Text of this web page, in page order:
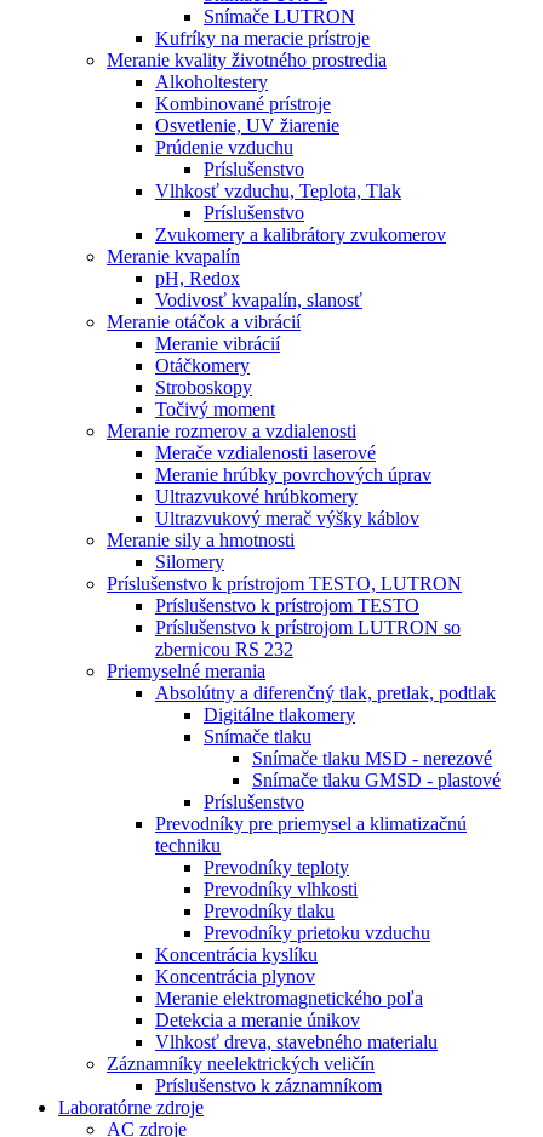
Snímače LUTRON
Kufríky na meracie prístroje
Meranie kvality životného prostredia
Alkoholtestery
Kombinované prístroje
Osvetlenie, UV žiarenie
Prúdenie vzduchu
Príslušenstvo
Vlhkosť vzduchu, Teplota, Tlak
Príslušenstvo
Zvukomery a kalibrátory zvukomerov
Meranie kvapalín
pH, Redox
Vodivosť kvapalín, slanosť
Meranie otáčok a vibrácií
Meranie vibrácií
Otáčkomery
Stroboskopy
Točivý moment
Meranie rozmerov a vzdialenosti
Merače vzdialenosti laserové
Meranie hrúbky povrchových úprav
Ultrazvukové hrúbkomery
Ultrazvukový merač výšky káblov
Meranie sily a hmotnosti
Silomery
Príslušenstvo k prístrojom TESTO, LUTRON
Príslušenstvo k prístrojom TESTO
Príslušenstvo k prístrojom LUTRON so
zbernicou RS 232
Priemyselné merania
Absolútny a diferenčný tlak, pretlak, podtlak
Digitálne tlakomery
Snímače tlaku
Snímače tlaku MSD - nerezové
Snímače tlaku GMSD - plastové
Príslušenstvo
Prevodníky pre priemysel a klimatizačnú
techniku
Prevodníky teploty
Prevodníky vlhkosti
Prevodníky tlaku
Prevodníky prietoku vzduchu
Koncentrácia kyslíku
Koncentrácia plynov
Meranie elektromagnetického poľa
Detekcia a meranie únikov
Vlhkosť dreva, stavebného materialu
Záznamníky neelektrických veličín
Príslušenstvo k záznamníkom
Laboratórne zdroje
AC zdroje